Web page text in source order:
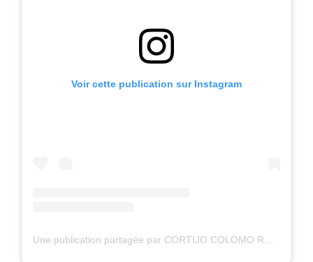
Voir cette publication sur Instagram